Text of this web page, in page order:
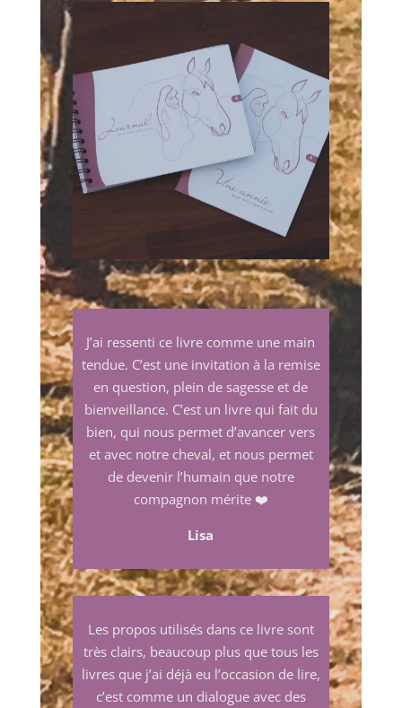
J’ai ressenti ce livre comme une main
tendue. C’est une invitation à la remise
en question, plein de sagesse et de
bienveillance. C’est un livre qui fait du
bien, qui nous permet d’avancer vers
et avec notre cheval, et nous permet
de devenir l’humain que notre
compagnon mérite ❤️
Lisa
Les propos utilisés dans ce livre sont
très clairs, beaucoup plus que tous les
livres que j’ai déjà eu l’occasion de lire,
c’est comme un dialogue avec des